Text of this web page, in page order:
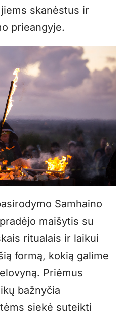
skanėstus ir
prieangyje.
Samhaino
maišytis su
ritualais ir laikui
formą, kokią galime
Priėmus
bažnyčia
siekė suteikti